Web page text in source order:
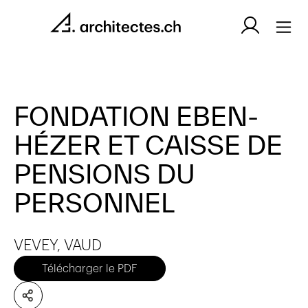
FONDATION EBEN-
HÉZER ET CAISSE DE
PENSIONS DU
PERSONNEL
VEVEY, VAUD
Télécharger le PDF